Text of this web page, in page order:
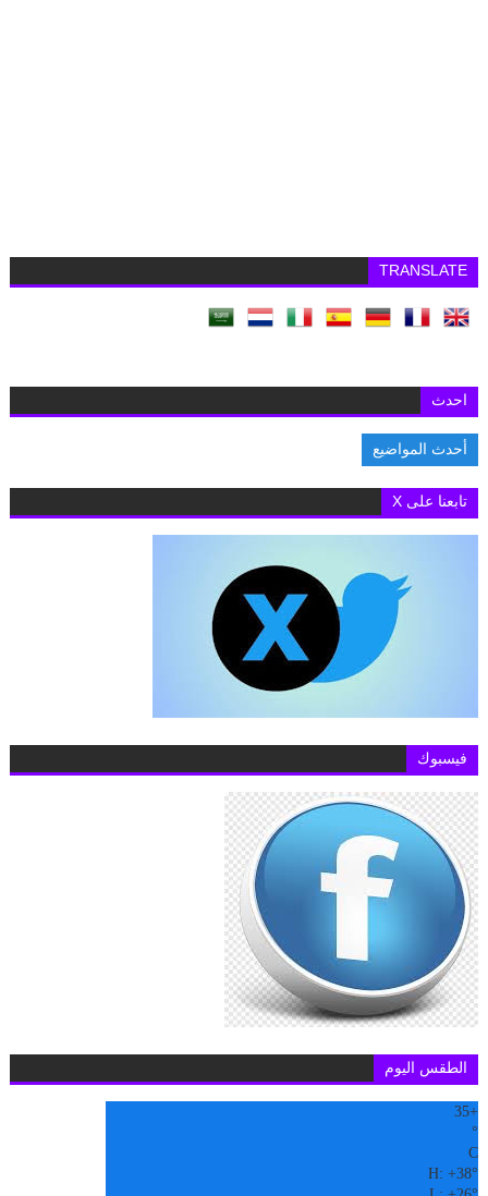
TRANSLATE
احدث
أحدث المواضيع
تابعنا على X
فيسبوك
الطقس اليوم
+
35
°
C
H:+38°